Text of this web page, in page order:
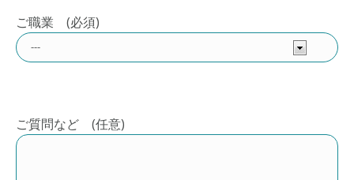
ご職業 (必須)
ご質問など (任意)